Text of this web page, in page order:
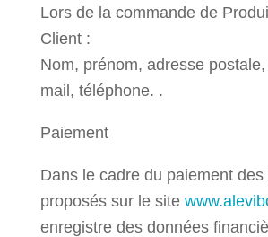
Lors de la commande de
Client :
Nom, prénom, adresse
mail, téléphone. .
Paiement
Dans le cadre du paiement des
proposés sur le site
enregistre des données